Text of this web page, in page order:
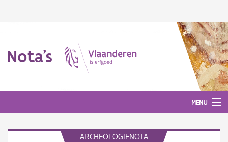
Nota's
MENU
ARCHEOLOGIENOTA